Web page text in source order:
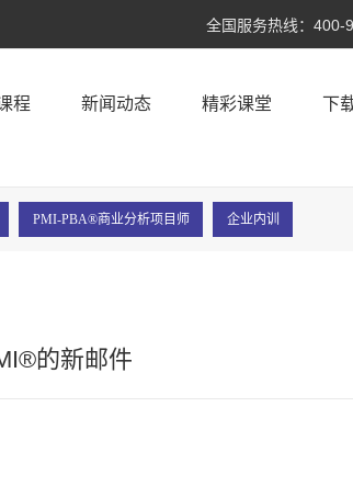
全国服务热线： 400-
程 新闻动态 精彩课堂 下
PMI-PBA®商业分析项目师 企业内训
的新邮件